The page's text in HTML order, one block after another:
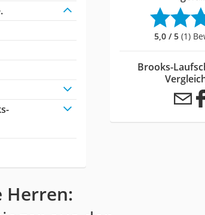
5,0 / 5 (1)
Brooks-
Herren: